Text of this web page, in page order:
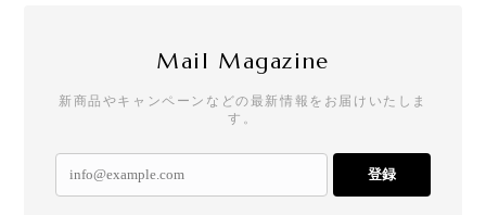
Mail Magazine
新商品やキャンペーンなどの最新情報をお届けいたしま
す。
登録